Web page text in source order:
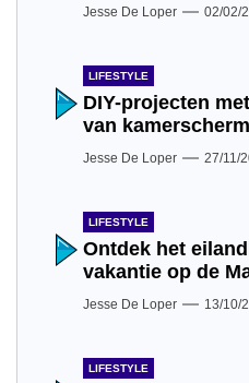
Jesse De Loper 02/02/
LIFESTYLE
DIY-projecten
van
Jesse De Loper 27/11/
LIFESTYLE
Ontdek het
vakantie op de
Jesse De Loper 13/10/
LIFESTYLE